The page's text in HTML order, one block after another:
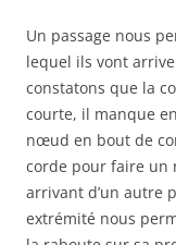
Un passage nous
lequel ils vont
constatons que la
courte, il manque
nœud en bout de
corde pour faire un
arrivant d’un autre
extrémité nous